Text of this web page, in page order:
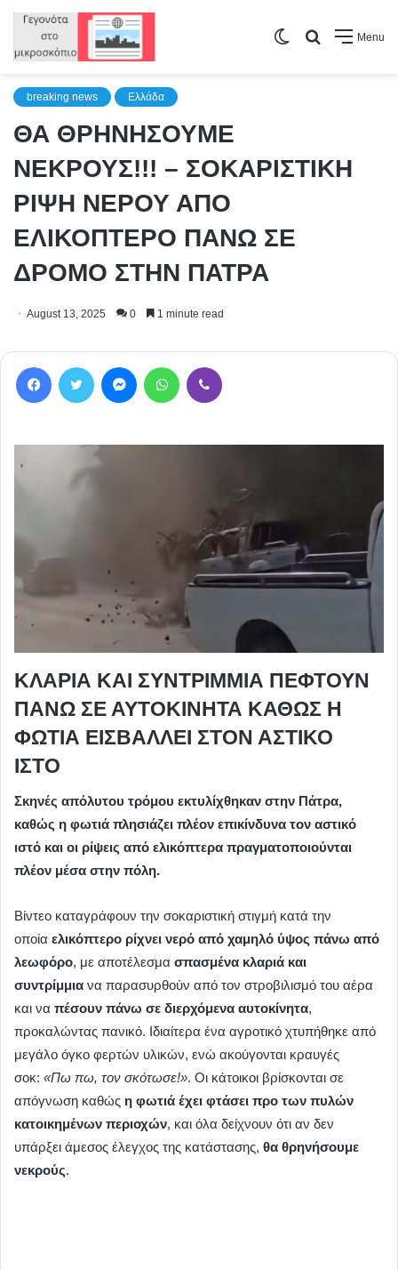
Menu
Search
Switch
breaking news Ελλάδα
ΘΑ ΘΡΗΝΗΣΟΥΜΕ
ΝΕΚΡΟΥΣ!!! – ΣΟΚΑΡΙΣΤΙΚΗ
ΡΙΨΗ ΝΕΡΟΥ ΑΠΟ
ΕΛΙΚΟΠΤΕΡΟ ΠΑΝΩ ΣΕ
ΔΡΟΜΟ ΣΤΗΝ ΠΑΤΡΑ
August 13, 2025 0 1 minute read
Facebook Twitter MessengerWhatsApp
ΚΛΑΡΙΑ ΚΑΙ ΣΥΝΤΡΙΜΜΙΑ ΠΕΦΤΟΥΝ
ΠΑΝΩ ΣΕ ΑΥΤΟΚΙΝΗΤΑ ΚΑΘΩΣ Η
ΦΩΤΙΑ ΕΙΣΒΑΛΛΕΙ ΣΤΟΝ ΑΣΤΙΚΟ
ΙΣΤΟ
Σκηνές απόλυτου τρόμου εκτυλίχθηκαν στην Πάτρα,
καθώς η φωτιά πλησιάζει πλέον επικίνδυνα τον αστικό
ιστό και οι ρίψεις από ελικόπτερα πραγματοποιούνται
πλέον μέσα στην πόλη.
Βίντεο καταγράφουν την σοκαριστική στιγμή κατά την
οποία ελικόπτερο ρίχνει νερό από χαμηλό ύψος πάνω από
λεωφόρο, με αποτέλεσμα σπασμένα κλαριά και
συντρίμμια να παρασυρθούν από τον στροβιλισμό του αέρα
και να πέσουν πάνω σε διερχόμενα αυτοκίνητα,
προκαλώντας πανικό. Ιδιαίτερα ένα αγροτικό χτυπήθηκε από
μεγάλο όγκο φερτών υλικών, ενώ ακούγονται κραυγές
σοκ: «Πω πω, τον σκότωσε!». Οι κάτοικοι βρίσκονται σε
απόγνωση καθώς η φωτιά έχει φτάσει προ των πυλών
κατοικημένων περιοχών, και όλα δείχνουν ότι αν δεν
υπάρξει άμεσος έλεγχος της κατάστασης, θα θρηνήσουμε
νεκρούς.